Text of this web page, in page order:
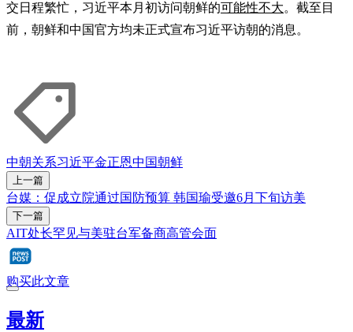
交日程繁忙，习近平本月初访问朝鲜的可能性不大。截至目
前，朝鲜和中国官方均未正式宣布习近平访朝的消息。
中朝关系习近平金正恩中国朝鲜
上一篇
台媒：促成立院通过国防预算 韩国瑜受邀6月下旬访美
下一篇
AIT处长罕见与美驻台军备商高管会面
购买此文章
最新